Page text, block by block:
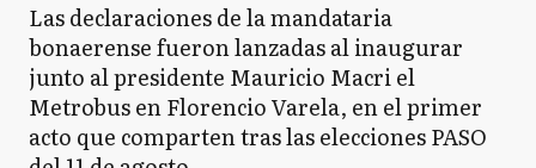
Las declaraciones de la mandataria
bonaerense fueron lanzadas al inaugurar
junto al presidente Mauricio Macri el
Metrobus en Florencio Varela, en el primer
acto que comparten tras las elecciones PASO